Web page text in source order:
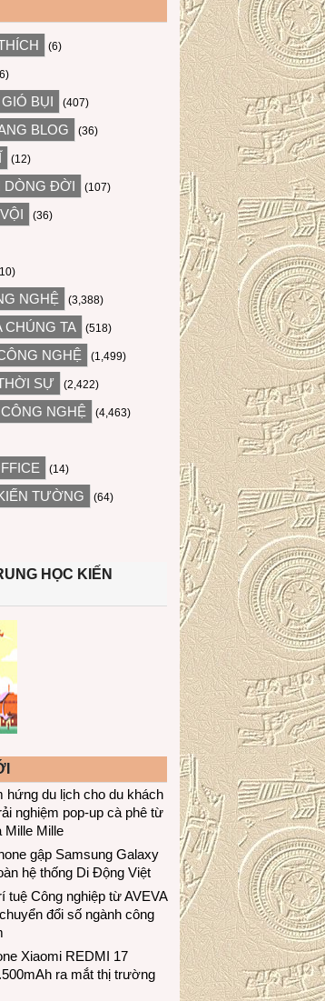
(6)
BỤI (407)
BLOG (36)
(12)
DÒNG ĐỜI (107)
(36)
NGHỆ (3,388)
CHÚNG TA (518)
NGHỆ (1,499)
SỰ (2,422)
NGHỆ (4,463)
(14)
TƯỜNG (64)
HỌC KIẾN
hứng du lịch cho du khách
nghiệm pop-up cà phê từ
Mille Mille
gập Samsung Galaxy
hệ thống Di Động Việt
tuệ Công nghiệp từ AVEVA
đổi số ngành công
Xiaomi REDMI 17
ra mắt thị trường